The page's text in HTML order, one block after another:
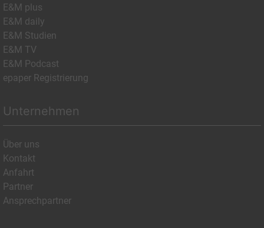
E&M plus
E&M daily
E&M Studien
E&M TV
E&M Podcast
epaper Registrierung
Unternehmen
Über uns
Kontakt
Anfahrt
Partner
Ansprechpartner